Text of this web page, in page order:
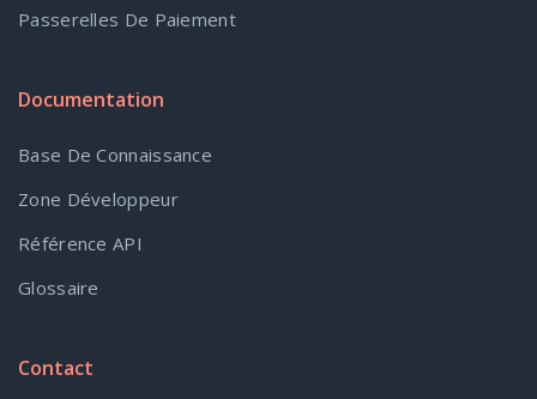
Passerelles De Paiement
Documentation
Base De Connaissance
Zone Développeur
Référence API
Glossaire
Contact